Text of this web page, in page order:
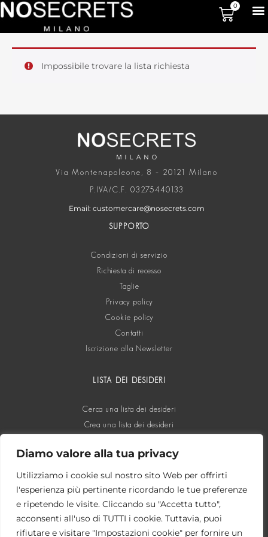
Diamo valore alla tua privacy
Utilizziamo i cookie sul nostro sito Web per offrirti
l'esperienza più pertinente ricordando le tue preferenze
e ripetendo le visite. Cliccando su "Accetta tutto",
acconsenti all'uso di TUTTI i cookie. Tuttavia, puoi
rifiutare e visitare "Impostazioni cookie" per fornire un
0
Impossibile trovare la lista richiesta
Via Montenapoleone, 8 – 20121 Milano
P.IVA/C.F. 03275440133
Email: customercare@nosecrets.com
SUPPORTO
Condizioni di servizio
Richiesta di recesso
Taglie
Privacy policy
Cookie policy
Contatti
Iscrizione alla Newsletter
LISTA DEI DESIDERI
Cerca una lista dei desideri
Crea una lista dei desideri
SOCIAL